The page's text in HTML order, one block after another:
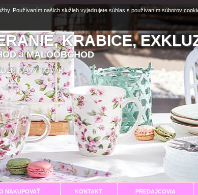
KRABICE,
a MALOOBCHOD
NOVÝ TOVAR
NAKUPOVAŤ KONTAKT PREDAJCOVIA
Používaním našich služieb vyjadrujete súhlas s používaním súborov